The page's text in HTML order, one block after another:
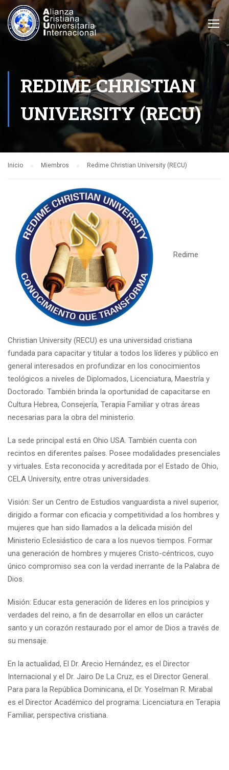
REDIME CHRISTIAN
UNIVERSITY (RECU)
Inicio Miembros Redime Christian University (RECU)
Redime
Christian University (RECU) es una universidad cristiana
fundada para capacitar y titular a todos los líderes y público en
general interesados en profundizar en los conocimientos
teológicos a niveles de Diplomados, Licenciatura, Maestría y
Doctorado. También brinda la oportunidad de capacitarse en
Cultura Hebrea, Consejería, Terapia Familiar y otras áreas
necesarias para la obra del ministerio.
La sede principal está en Ohio USA. También cuenta con
recintos en diferentes países. Posee modalidades presenciales
y virtuales. Esta reconocida y acreditada por el Estado de Ohio,
CELA University, entre otras universidades.
Visión: Ser un Centro de Estudios vanguardista a nivel superior,
dirigido a formar con eficacia y competitividad a los hombres y
mujeres que han sido llamados a la delicada misión del
Ministerio Eclesiástico de cara a los nuevos tiempos. Formar
una generación de hombres y mujeres Cristo-céntricos, cuyo
único compromiso sea con la verdad inerrante de la Palabra de
Dios.
Misión: Educar esta generación de líderes en los principios y
verdades del reino, a fin de desarrollar en ellos un carácter
santo y un corazón restaurado por el amor de Dios a través de
su mensaje.
En la actualidad, El Dr. Arecio Hernández, es el Director
Internacional y el Dr. Jairo De La Cruz, es el Director General.
Para para la República Dominicana, el Dr. Yoselman R. Mirabal
es el Director Académico del programa: Licenciatura en Terapia
Familiar, perspectiva cristiana.